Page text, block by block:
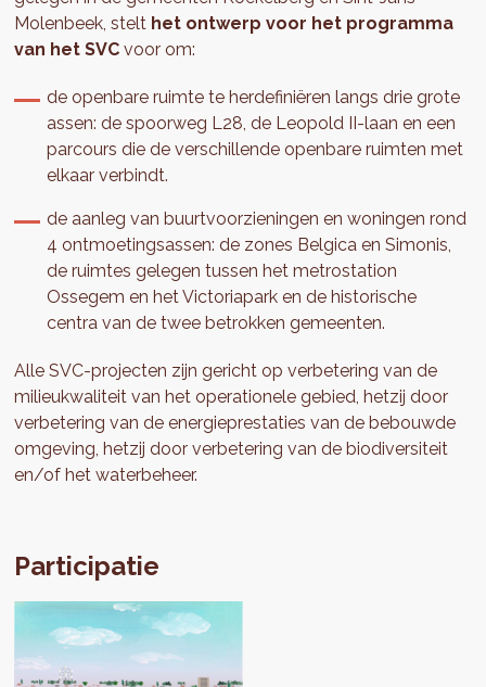
Molenbeek, stelt het ontwerp voor het programma
van het SVC voor om:
de openbare ruimte te herdefiniëren langs drie grote
assen: de spoorweg L28, de Leopold II-laan en een
parcours die de verschillende openbare ruimten met
elkaar verbindt.
de aanleg van buurtvoorzieningen en woningen rond
4 ontmoetingsassen: de zones Belgica en Simonis,
de ruimtes gelegen tussen het metrostation
Ossegem en het Victoriapark en de historische
centra van de twee betrokken gemeenten.
Alle SVC-projecten zijn gericht op verbetering van de
milieukwaliteit van het operationele gebied, hetzij door
verbetering van de energieprestaties van de bebouwde
omgeving, hetzij door verbetering van de biodiversiteit
en/of het waterbeheer.
Participatie